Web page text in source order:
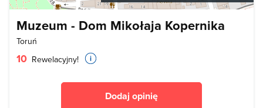
Muzeum - Dom Mikołaja Kopernika
Toruń
10 Rewelacyjny!
Dodaj opinię